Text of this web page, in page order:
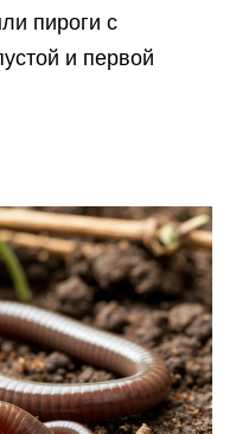
пироги с
и первой